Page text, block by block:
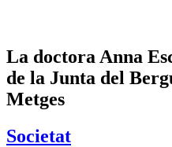
La doctora Anna
de la Junta del
Metges
Societat